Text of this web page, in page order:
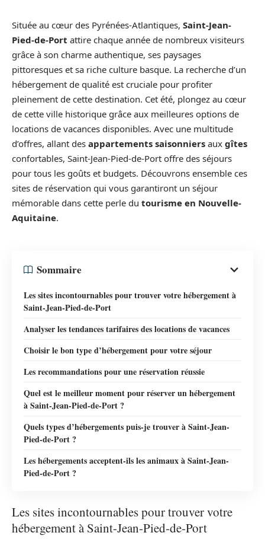
Située au cœur des Pyrénées-Atlantiques, Saint-Jean-
Pied-de-Port attire chaque année de nombreux visiteurs
grâce à son charme authentique, ses paysages
pittoresques et sa riche culture basque. La recherche d’un
hébergement de qualité est cruciale pour profiter
pleinement de cette destination. Cet été, plongez au cœur
de cette ville historique grâce aux meilleures options de
locations de vacances disponibles. Avec une multitude
d’offres, allant des appartements saisonniers aux gîtes
confortables, Saint-Jean-Pied-de-Port offre des séjours
pour tous les goûts et budgets. Découvrons ensemble ces
sites de réservation qui vous garantiront un séjour
mémorable dans cette perle du tourisme en Nouvelle-
Aquitaine.
Sommaire
Les sites incontournables pour trouver votre hébergement à
Saint-Jean-Pied-de-Port
Analyser les tendances tarifaires des locations de vacances
Choisir le bon type d’hébergement pour votre séjour
Les recommandations pour une réservation réussie
Quel est le meilleur moment pour réserver un hébergement
à Saint-Jean-Pied-de-Port ?
Quels types d’hébergements puis-je trouver à Saint-Jean-
Pied-de-Port ?
Les hébergements acceptent-ils les animaux à Saint-Jean-
Pied-de-Port ?
Les sites incontournables pour trouver votre
hébergement à Saint-Jean-Pied-de-Port